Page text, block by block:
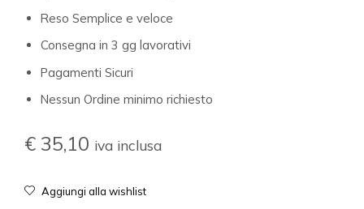
Reso Semplice e veloce
Consegna in 3 gg lavorativi
Pagamenti Sicuri
Nessun Ordine minimo richiesto
€ 35,10 iva inclusa
Aggiungi alla wishlist